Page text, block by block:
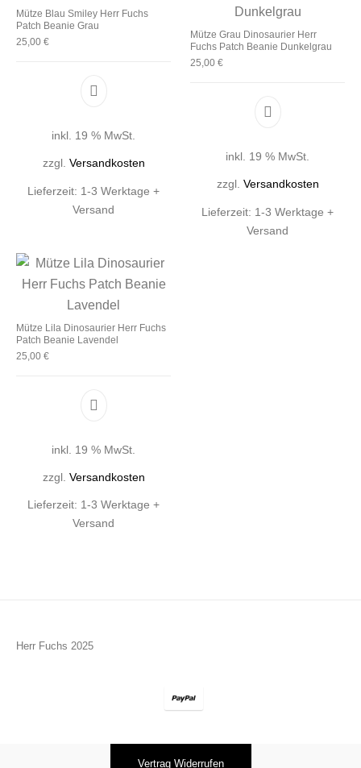
Mütze Blau Smiley Herr Fuchs
Patch Beanie Grau
25,00 €
inkl. 19 % MwSt.
zzgl. Versandkosten
Lieferzeit: 1-3 Werktage +
Versand
Mütze Grau Dinosaurier Herr
Fuchs Patch Beanie Dunkelgrau
25,00 €
inkl. 19 % MwSt.
zzgl. Versandkosten
Lieferzeit: 1-3 Werktage +
Versand
Mütze Lila Dinosaurier Herr Fuchs
Patch Beanie Lavendel
25,00 €
inkl. 19 % MwSt.
zzgl. Versandkosten
Lieferzeit: 1-3 Werktage +
Versand
Herr Fuchs 2025
Vertrag Widerrufen